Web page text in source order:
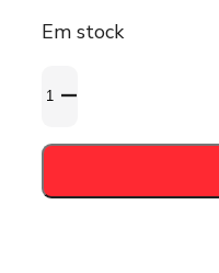
Em stock
de
-
30